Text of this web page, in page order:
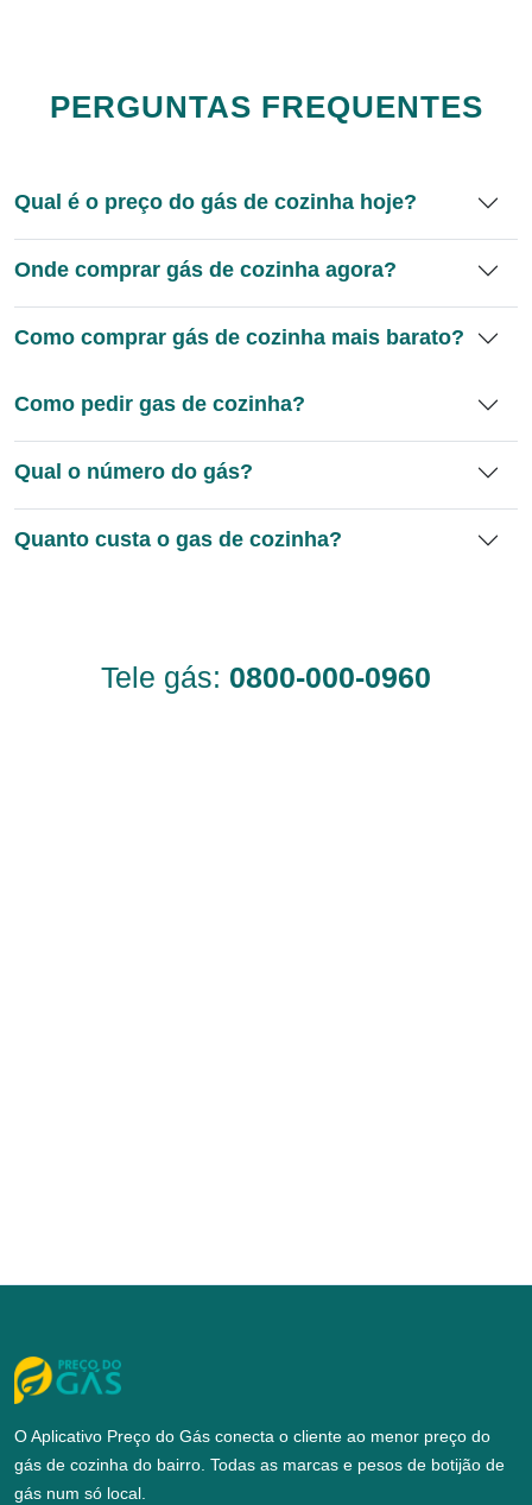
PERGUNTAS FREQUENTES
Qual é o preço do gás de cozinha hoje?
Onde comprar gás de cozinha agora?
Como comprar gás de cozinha mais barato?
Como pedir gas de cozinha?
Qual o número do gás?
Quanto custa o gas de cozinha?
Tele gás: 0800-000-0960
O Aplicativo Preço do Gás conecta o cliente ao menor preço do
gás de cozinha do bairro. Todas as marcas e pesos de botijão de
gás num só local.